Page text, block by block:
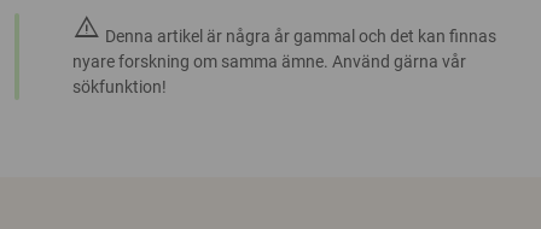
warning Denna artikel är några år gammal och det kan finnas
nyare forskning om samma ämne. Använd gärna vår
sökfunktion!